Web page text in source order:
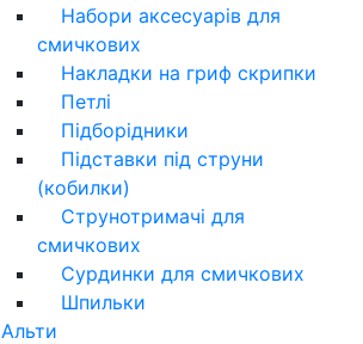
Набори аксесуарів для
смичкових
Накладки на гриф скрипки
Петлі
Підборідники
Підставки під струни
(кобилки)
Струнотримачі для
смичкових
Сурдинки для смичкових
Шпильки
Альти